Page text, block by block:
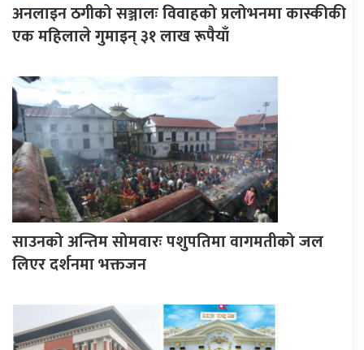
अनलाइन ठगीको सञ्जालः विवाहको प्रलोभनमा कास्कीकी
एक महिलाले गुमाइन् ३१ लाख रूपैयाँ
साउनको अन्तिम सोमवारः पशुपतिमा वागमतीको जल
लिएर दर्शनमा भक्तजन